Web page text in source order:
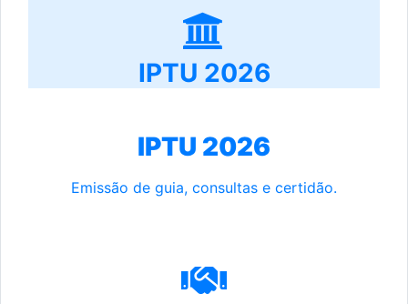
IPTU 2026
IPTU 2026
Emissão de guia, consultas e certidão.